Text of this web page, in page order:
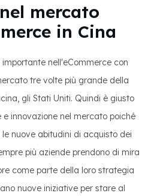
mercato
in Cina
nell'eCommerce con
tre volte più grande della
gli Stati Uniti. Quindi è giusto
e innovazione nel mercato poiché
nuove abitudini di acquisto dei
più aziende prendono di mira
come parte della loro strategia
nuove iniziative per stare al